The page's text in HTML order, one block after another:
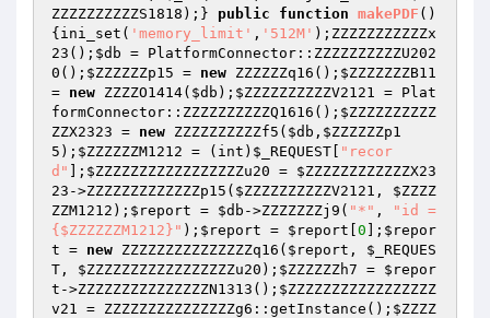
ZZZZZZZZZZS1818 );} public function makePDF ()
{ini_set( 'memory_limit' , '512M' );ZZZZZZZZZZZx
23(); $db = PlatformConnector::ZZZZZZZZZZU202
0(); $ZZZZZZp15 = new ZZZZZZq16(); $ZZZZZZZB11
= new ZZZZO1414( $db ); $ZZZZZZZZZZV2121 = Plat
formConnector::ZZZZZZZZZZQ1616(); $ZZZZZZZZZZ
ZZX2323 = new ZZZZZZZZZZf5( $db , $ZZZZZZp1
5 ); $ZZZZZZM1212 = (int) $_REQUEST
"recor
d"
]; $ZZZZZZZZZZZZZZZZZu20 = $ZZZZZZZZZZZZX23
23 ->ZZZZZZZZZZZZZp15( $ZZZZZZZZZZV2121 , $ZZZZ
ZZM1212 ); $report = $db ->ZZZZZZZj9( "*" ,
"id =
{$ZZZZZZM1212}" ); $report = $report 0 ]; $repor
t = new ZZZZZZZZZZZZZZZq16( $report , $_REQUES
T , $ZZZZZZZZZZZZZZZZZu20 ); $ZZZZZZh7 = $repor
t ->ZZZZZZZZZZZZZZZN1313(); $ZZZZZZZZZZZZZZZZZ
v21 = ZZZZZZZZZZZZZZZg6::getInstance(); $ZZZZ